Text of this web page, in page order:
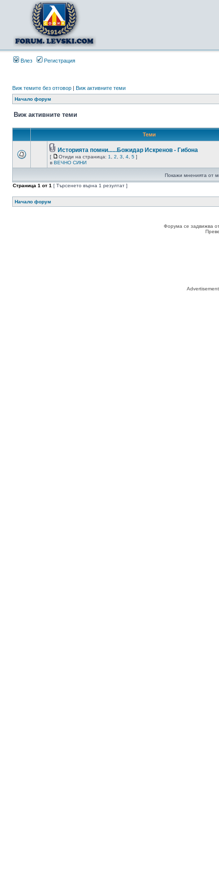
Влез Регистрация
Виж темите без отговор | Виж активните теми
Начало форум
Виж активните теми
Теми
Историята помни......Божидар Искренов - Гибона
[ Отиди на страница: 1 2 3 4 5 ]
в ВЕЧНО СИНИ
Покажи мненията от
Страница 1 от 1 [ Търсенето върна 1 резултат ]
Начало форум
Форума се задвижва